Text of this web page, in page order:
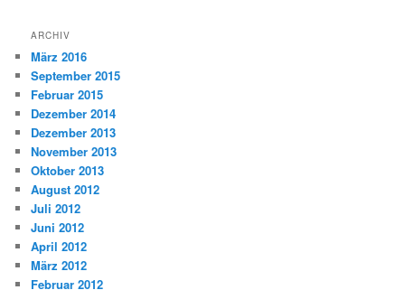
ARCHIV
März 2016
September 2015
Februar 2015
Dezember 2014
Dezember 2013
November 2013
Oktober 2013
August 2012
Juli 2012
Juni 2012
April 2012
März 2012
Februar 2012